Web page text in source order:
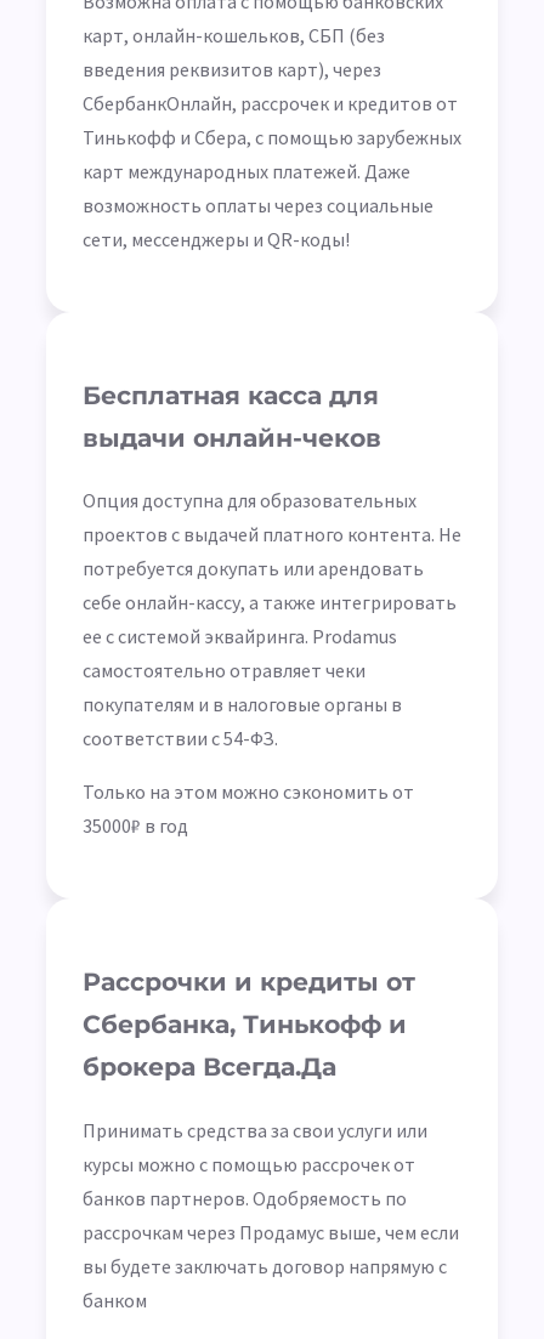
карт, онлайн-кошельков, СБП (без
введения реквизитов карт), через
СбербанкОнлайн, рассрочек и кредитов от
Тинькофф и Сбера, с помощью зарубежных
карт международных платежей. Даже
возможность оплаты через социальные
сети, мессенджеры и QR-коды!
Бесплатная касса для
выдачи онлайн-чеков
Опция доступна для образовательных
проектов с выдачей платного контента. Не
потребуется докупать или арендовать
себе онлайн-кассу, а также интегрировать
ее с системой эквайринга. Prodamus
самостоятельно отравляет чеки
покупателям и в налоговые органы в
соответствии с 54-ФЗ.
Только на этом можно сэкономить от
35000₽ в год
Рассрочки и кредиты от
Сбербанка, Тинькофф и
брокера Всегда.Да
Принимать средства за свои услуги или
курсы можно с помощью рассрочек от
банков партнеров. Одобряемость по
рассрочкам через Продамус выше, чем если
вы будете заключать договор напрямую с
банком